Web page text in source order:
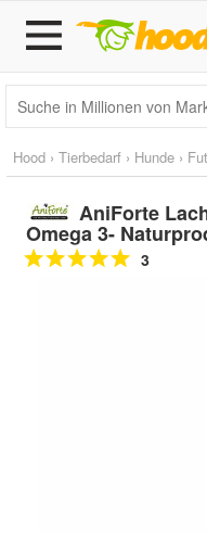
Hood › Tierbedarf › Hunde ›
AniForte
Omega 3-
3